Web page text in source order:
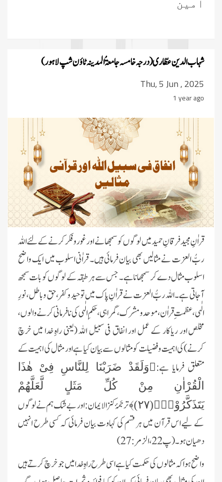
آمین
شہاب الدین عطّاری ‏(درجہ خامسہ جامعۃُ المدینہ ٹاؤن شپ لاہور ‏)‏
Thu, 5 Jun , 2025
1 year ago
قراٰنِ مجید فرقانِ حمید میں لوگوں کو سمجھانے اور غور و فکر کرنے کے لئے اللہ
ربُّ العزت نے مثالیں بھی بیان فرمائی ہیں۔ ‏قراٰنی اسلوب میں ایک واضح
اسلوب مثال دے کر سمجھانا ہے۔ جس سے ہر طبقہ کے لوگوں کو بات سمجھ
آجاتی ہے۔ اللہ ربُّ ‏العزت نے قراٰنِ پاک میں توحید و کفر، حق و باطل، نورِ
الٰہی، عظمتِ قراٰن، موحد و مشرک، گمراہی‏، حکمِ الٰہی کی نافرمانی کرنے ‏والوں،
مخلص اور ریا کار کے عمل اور انفاق فی سبیل اللہ (یعنی راہِ خدا میں خرچ
کرنے)‏کی اہمیت و فضیلت کو مثالوں سے بیان کیا ہے اور ‏مثال کی اہمیت کے
متعلق فرمایا ہے:﴿وَلَقَدْ ضَرَبْنَا لِلنَّاسِ فِیْ هٰذَا
الْقُرْاٰنِ مِنْ كُلِّ مَثَلٍ لَّعَلَّهُمْ
یَتَذَكَّرُوْنَۚ(۲۷)﴾
ترجَمۂ ‏کنزالایمان: اور بےشک ہم نے لوگوں
کے لیے اس قرآن میں ہر قسم کی کہاوت بیان فرمائی کہ کسی طرح انہیں
دھیان ہو۔(پ22، ‏الزمر: 27)‏
واضح ہوا کہ مثالوں کی حکمت کیا ہے اسی طرح راہِ خدا میں جو خرچ کرتے ہیں